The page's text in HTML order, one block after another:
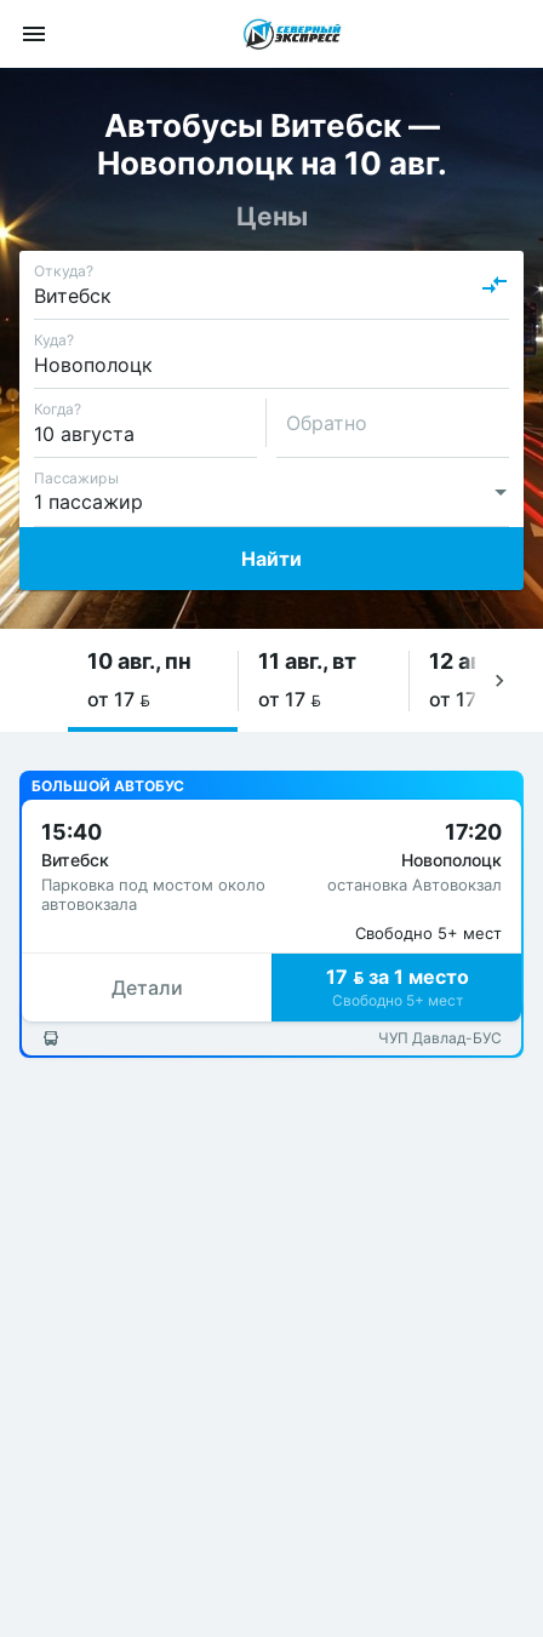
Автобусы Витебск —
Новополоцк на 10 авг.
Цены
Откуда?
Куда?
Когда?
Обратно
Пассажиры
Найти
10 авг., пн
от 17 
11 авг., вт
от 17 
12 авг., ср
от 17 
БОЛЬШОЙ АВТОБУС
15:40
Витебск
Парковка под мостом около
автовокзала
17:20
Новополоцк
остановка Автовокзал
Свободно 5+ мест
Детали 17  за 1 место
Свободно 5+ мест
ЧУП Давлад-БУС